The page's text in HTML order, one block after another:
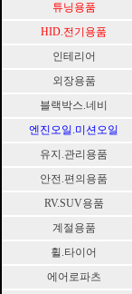
튜닝용품
HID.전기용품
인테리어
외장용품
블랙박스.네비
엔진오일.미션오일
유지.관리용품
안전.편의용품
RV.SUV용품
계절용품
휠.타이어
에어로파츠